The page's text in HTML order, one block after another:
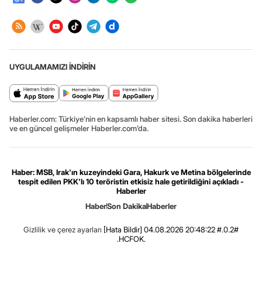
UYGULAMAMIZI İNDİRİN
Haberler.com: Türkiye’nin en kapsamlı haber sitesi. Son dakika haberleri
ve en güncel gelişmeler Haberler.com’da.
Haber: MSB, Irak'ın kuzeyindeki Gara, Hakurk ve Metina bölgelerinde
tespit edilen PKK'lı 10 teröristin etkisiz hale getirildiğini açıkladı -
Haberler
HaberSon DakikaHaberler
Gizlilik ve çerez ayarları [Hata Bildir] 04.08.2026 20:48:22 #.0.2#
.HCFOK.